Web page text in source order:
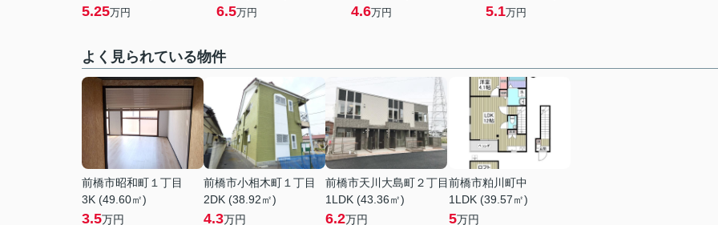
5.25万円 6.5万円 4.6万円 5.1万円
よく見られている物件
前橋市昭和町１丁目
3K (49.60㎡)
3.5万円
前橋市小相木町１丁目
2DK (38.92㎡)
4.3万円
前橋市天川大島町２丁目
1LDK (43.36㎡)
6.2万円
前橋市粕川町中
1LDK (39.57㎡)
5万円